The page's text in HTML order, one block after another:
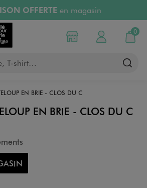
OFFERTE en magasin
30 jours
FRAIS
T-shirt…
Choisir mon magasin
Mon compte
0
Mon
EN BRIE - CLOS DU C
EN BRIE - CLOS DU C